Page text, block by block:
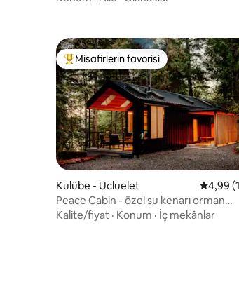
Misafirlerin favorilerinden en
Misafirlerin favorisi
Kulübe - Ucluelet 54,99
Peace Cabin - özel su kenarı orman
inzivası
Kalite/fiyat · Konum · İç mekânlar